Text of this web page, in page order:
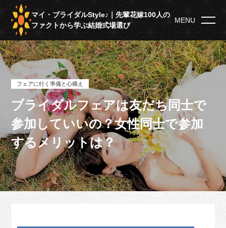
マイ・ブライダルStyle♪｜先輩花嫁100人の
ファクトから学ぶ結婚式場選び
MENU
ブライダルフェアは友だち同士で
参加していいの？女性同士で参加
するメリットは？
フェアに行く準備と心構え